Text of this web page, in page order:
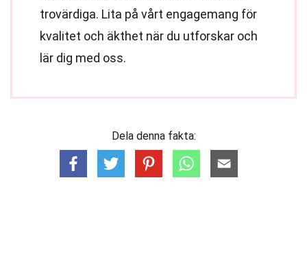
trovärdiga. Lita på vårt engagemang för
kvalitet och äkthet när du utforskar och
lär dig med oss.
Dela denna fakta: